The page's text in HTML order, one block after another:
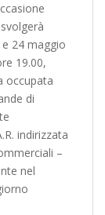
24 maggio
19.00,
occupata
di
indirizzata
–
nel